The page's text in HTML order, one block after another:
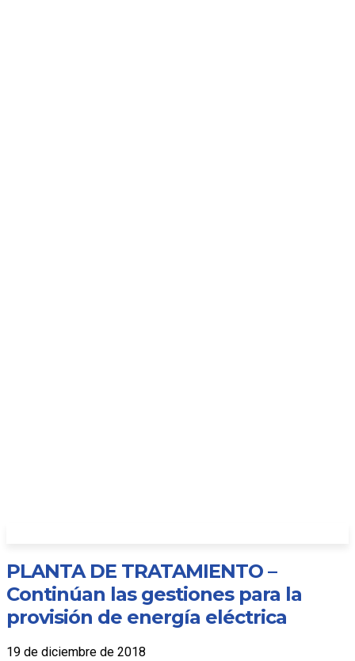
PLANTA DE TRATAMIENTO –
Continúan las gestiones para la
provisión de energía eléctrica
19 de diciembre de 2018